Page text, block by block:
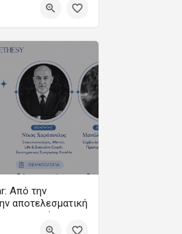
Από την
αποτελεσματική
προσωπική